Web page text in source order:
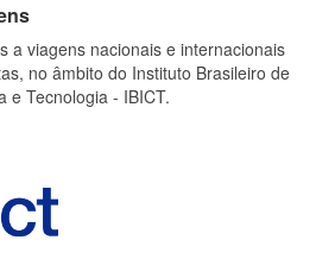
a viagens nacionais e internacionais
no âmbito do Instituto Brasileiro de
e Tecnologia - IBICT.